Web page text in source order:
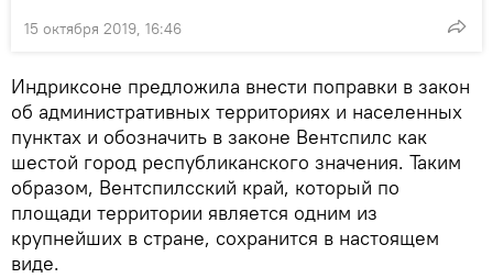
15 октября 2019, 16:46
Индриксоне предложила внести поправки в закон
об административных территориях и населенных
пунктах и обозначить в законе Вентспилс как
шестой город республиканского значения. Таким
образом, Вентспилсский край, который по
площади территории является одним из
крупнейших в стране, сохранится в настоящем
виде.